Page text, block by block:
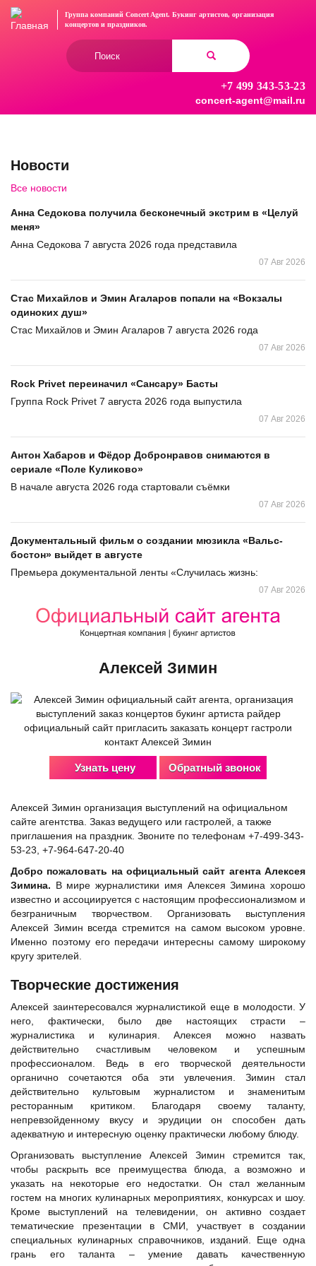
Перейти
Группа компаний Concert Agent. Букинг артистов, организация
концертови праздников.
+7 499 343-53-23
concert-agent@mail.ru
Новости
Все новости
Анна Седокова получила бесконечный экстрим в «Целуй
меня»
Анна Седокова 7 августа 2026 года представила
07 Авг 2026
Стас Михайлов и Эмин Агаларов попали на «Вокзалы
одиноких душ»
Стас Михайлов и Эмин Агаларов 7 августа 2026 года
07 Авг 2026
Rock Privet переиначил «Сансару» Басты
Группа Rock Privet 7 августа 2026 года выпустила
07 Авг 2026
Антон Хабаров и Фёдор Добронравов снимаются в
сериале «Поле Куликово»
В начале августа 2026 года стартовали съёмки
07 Авг 2026
Документальный фильм о создании мюзикла «Вальс-
бостон» выйдет в августе
Премьера документальной ленты «Случилась жизнь:
07 Авг 2026
Алексей Зимин
Узнать цену Обратный звонок
Алексей Зимин организация выступлений на официальном
сайте агентства. Заказ ведущего или гастролей, а также
приглашения на праздник. Звоните по телефонам +7-499-343-
53-23, +7-964-647-20-40
Добро пожаловать на официальный сайт агента Алексея
Зимина. В мире журналистики имя Алексея Зимина хорошо
известно и ассоциируется с настоящим профессионализмом и
безграничным творчеством. Организовать выступления
Алексей Зимин всегда стремится на самом высоком уровне.
Именно поэтому его передачи интересны самому широкому
кругу зрителей.
Творческие достижения
Алексей заинтересовался журналистикой еще в молодости. У
него, фактически, было две настоящих страсти –
журналистика и кулинария. Алексея можно назвать
действительно счастливым человеком и успешным
профессионалом. Ведь в его творческой деятельности
органично сочетаются оба эти увлечения. Зимин стал
действительно культовым журналистом и знаменитым
ресторанным критиком. Благодаря своему таланту,
непревзойденному вкусу и эрудиции он способен дать
адекватную и интересную оценку практически любому блюду.
Организовать выступление Алексей Зимин стремится так,
чтобы раскрыть все преимущества блюда, а возможно и
указать на некоторые его недостатки. Он стал желанным
гостем на многих кулинарных мероприятиях, конкурсах и шоу.
Кроме выступлений на телевидении, он активно создает
тематические презентации в СМИ, участвует в создании
специальных кулинарных справочников, изданий. Еще одна
грань его таланта – умение давать качественную